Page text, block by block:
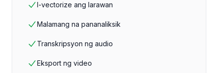
I-vectorize ang larawan
Malamang na pananaliksik
Transkripsyon ng audio
Eksport ng video